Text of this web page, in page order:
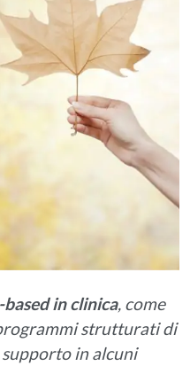
in clinica, come
strutturati di
in alcuni